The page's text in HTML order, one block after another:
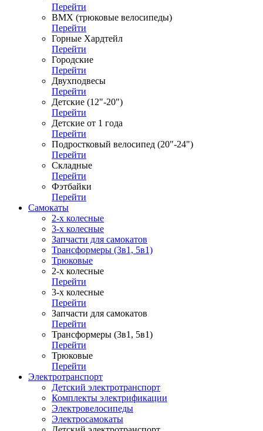
Перейти
ВМХ (трюковые велосипеды)
Перейти
Горные Хардтейл
Перейти
Городские
Перейти
Двухподвесы
Перейти
Детские (12"-20")
Перейти
Детские от 1 года
Перейти
Подростковый велосипед (20"-24")
Перейти
Складные
Перейти
Фэтбайки
Перейти
Самокаты
2-х колесные
3-х колесные
Запчасти для самокатов
Трансформеры (3в1, 5в1)
Трюковые
2-х колесные
Перейти
3-х колесные
Перейти
Запчасти для самокатов
Перейти
Трансформеры (3в1, 5в1)
Перейти
Трюковые
Перейти
Электротранспорт
Детский электротранспорт
Комплекты электрификации
Электровелосипеды
Электросамокаты